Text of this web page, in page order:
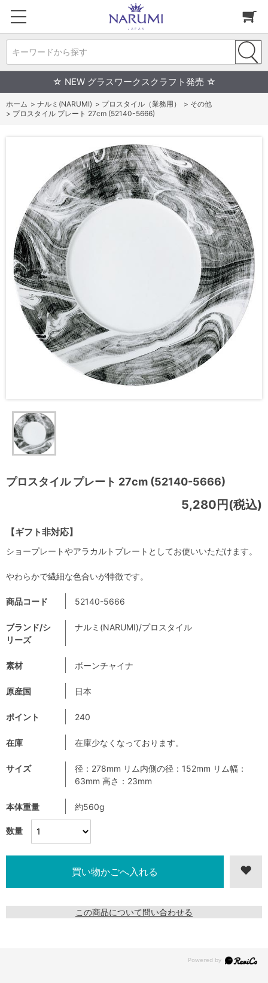
キーワードから探す
☆ NEW グラスワークスクラフト発売 ☆
ホーム > ナルミ(NARUMI) > プロスタイル（業務用） > その他
> プロスタイル プレート 27cm (52140-5666)
プロスタイル プレート 27cm (52140-5666)
【ギフト非対応】
5,280円(税込)
数量
商品コード 52140-5666
ブランド/シ
リーズ
ナルミ(NARUMI)/プロスタイル
素材 ボーンチャイナ
原産国 日本
ポイント 240
在庫 在庫少なくなっております。
サイズ
径：278mm リム内側の径：152mm リム幅：
63mm 高さ：23mm
本体重量 約560g
この商品について問い合わせる
ショープレートやアラカルトプレートとしてお使いいただけます。
やわらかで繊細な色合いが特徴です。